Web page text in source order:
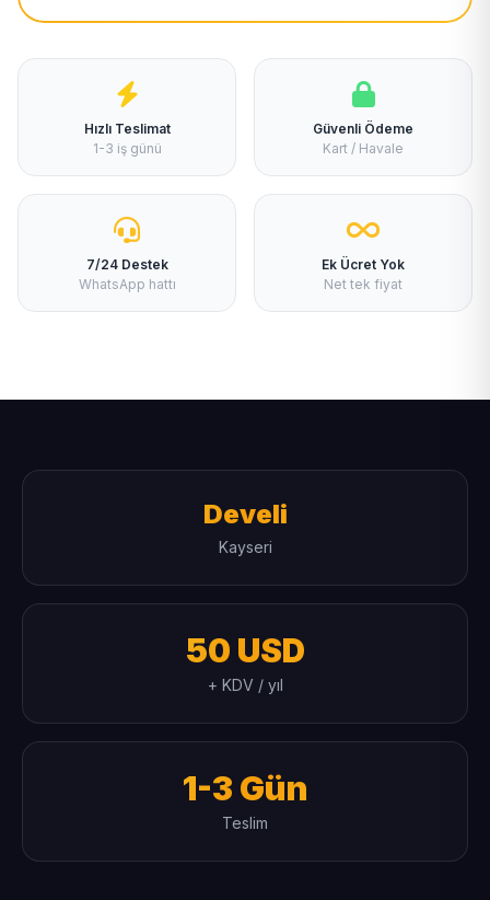
Hızlı Teslimat
1-3 iş günü
Güvenli Ödeme
Kart / Havale
7/24 Destek
WhatsApp hattı
Ek Ücret Yok
Net tek fiyat
Develi
Kayseri
50 USD
+ KDV / yıl
1-3 Gün
Teslim